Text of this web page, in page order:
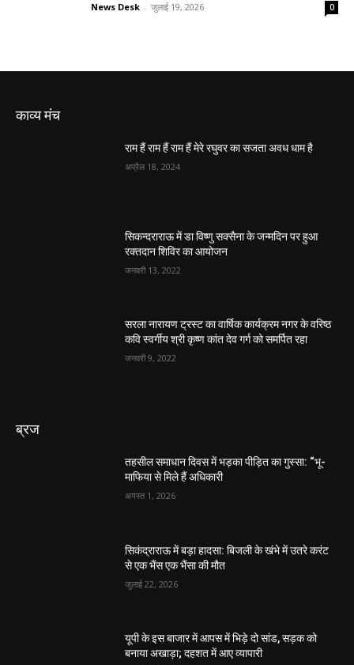
News Desk - जुलाई 19, 2026 0
काव्य मंच
राम हैं राम हैं राम हैं मेरे रघुवर का सजता अवध धाम है
अप्रैल 18, 2024
सिकन्दराराऊ में डा विष्णु सक्सैना के जन्मदिन पर हुआ
रक्तदान शिविर का आयोजन
जनवरी 13, 2022
सरला नारायण ट्रस्ट का वार्षिक कार्यक्रम नगर के वरिष्ठ
कवि स्वर्गीय श्री कृष्ण कांत देव गर्ग को समर्पित रहा
जनवरी 9, 2022
ब्रज
तहसील समाधान दिवस में भड़का पीड़ित का गुस्सा: “भू-
माफिया से मिले हैं अधिकारी
अगस्त 1, 2026
सिकंद्राराऊ में बड़ा हादसा: बिजली के खंभे में उतरे करंट
से एक भैंस एक भैंसा की मौत
जुलाई 22, 2026
यूपी के इस बाजार में आपस में भिड़े दो सांड, सड़क को
बनाया अखाड़ा; दहशत में आए व्यापारी